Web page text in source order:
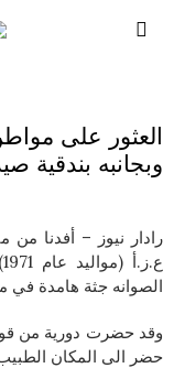
العثور على
وبجانبه بندقية
رادار نيوز – أفدنا
الصوانه جثة هامدة في
وقد حضرت دورية من
حضر الى المكان